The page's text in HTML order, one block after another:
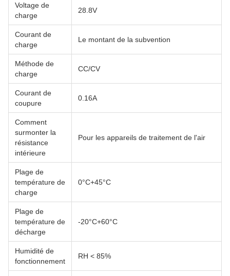
Voltage de
charge
28.8V
Courant de
charge
Le montant de la subvention
Méthode de
charge
CC/CV
Courant de
coupure
0.16A
Comment
surmonter la
résistance
intérieure
Pour les appareils de traitement de l'air
Plage de
température de
charge
0°C+45°C
Plage de
température de
décharge
-20°C+60°C
Humidité de
fonctionnement
RH < 85%